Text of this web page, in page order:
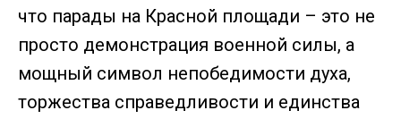
что парады на Красной площади – это не
просто демонстрация военной силы, а
мощный символ непобедимости духа,
торжества справедливости и единства